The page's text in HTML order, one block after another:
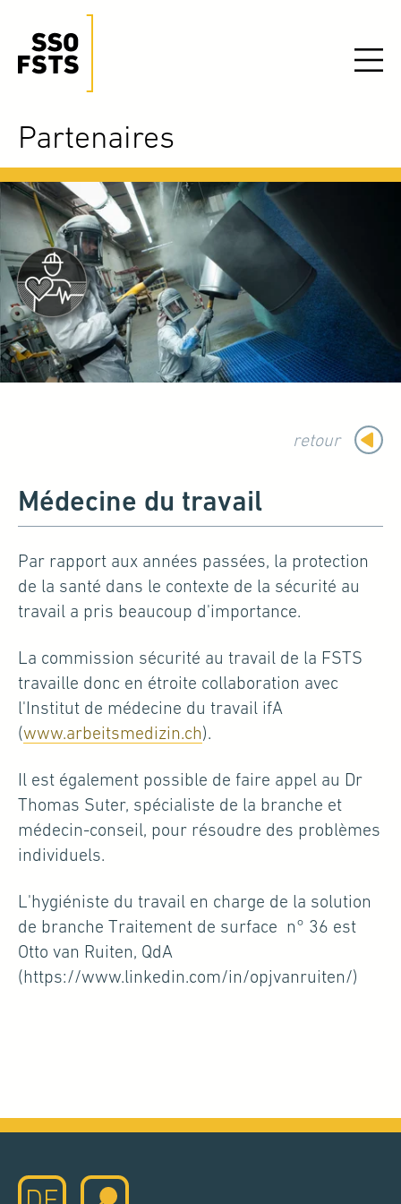
Partenaires
Médecine du travail
Par rapport aux années passées, la protection
de la santé dans le contexte de la sécurité au
travail a pris beaucoup d'importance.
La commission sécurité au travail de la FSTS
travaille donc en étroite collaboration avec
l'Institut de médecine du travail ifA
(www.arbeitsmedizin.ch).
Il est également possible de faire appel au Dr
Thomas Suter, spécialiste de la branche et
médecin-conseil, pour résoudre des problèmes
individuels.
L'hygiéniste du travail en charge de la solution
de branche Traitement de surface n° 36 est
Otto van Ruiten, QdA
(https://www.linkedin.com/in/opjvanruiten/)
retour